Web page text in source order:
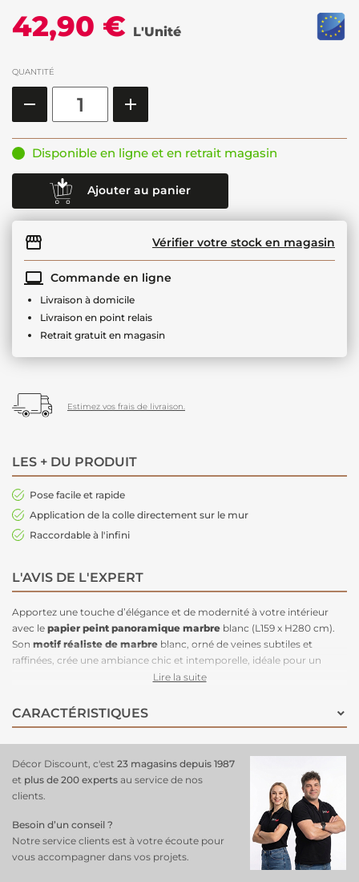
42,90 € L'Unité
QUANTITÉ
Disponible en ligne et en retrait magasin
Ajouter au panier
Vérifier votre stock en magasin
Commande en ligne
Livraison à domicile
Livraison en point relais
Retrait gratuit en magasin
Estimez vos frais de livraison.
LES + DU PRODUIT
Pose facile et rapide
Application de la colle directement sur le mur
Raccordable à l'infini
L'AVIS DE L'EXPERT
Apportez une touche d’élégance et de modernité à votre intérieur
avec le papier peint panoramique marbre blanc (L159 x H280 cm).
Son motif réaliste de marbre blanc, orné de veines subtiles et
raffinées, crée une ambiance chic et intemporelle, idéale pour un
salon, une chambre ou un bureau. Facile à poser, il suffit d’appliquer
Grâce à son raccordable à l’infini, il permet de couvrir de grandes
surfaces sans interruption visuelle, offrant un rendu fluide et
Lire la suite
CARACTÉRISTIQUES
Décor Discount, c'est 23 magasins depuis 1987
et plus de 200 experts au service de nos
clients.
Besoin d’un conseil ?
Notre service clients est à votre écoute pour
vous accompagner dans vos projets.